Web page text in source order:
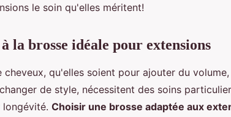
le soin qu'elles méritent!
la brosse idéale pour extensions
cheveux, qu'elles soient pour ajouter du
de style, nécessitent des soins
Choisir une brosse adaptée aux